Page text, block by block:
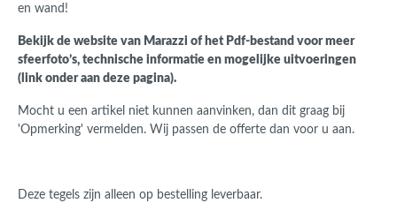
en wand!
Bekijk de website van Marazzi of het Pdf-bestand voor meer
sfeerfoto’s, technische informatie en mogelijke uitvoeringen
(link onder aan deze pagina).
Mocht u een artikel niet kunnen aanvinken, dan dit graag bij
'Opmerking' vermelden. Wij passen de offerte dan voor u aan.
Deze tegels zijn alleen op bestelling leverbaar.